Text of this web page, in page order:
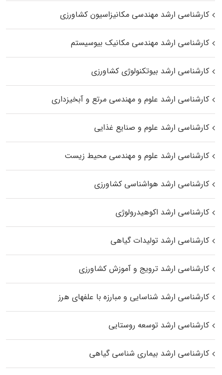
کارشناسی ارشد مهندسی مکانیزاسیون کشاورزی
کارشناسی ارشد مهندسی مکانیک بیوسیستم
کارشناسی ارشد بیوتکنولوژی کشاورزی
کارشناسی ارشد علوم و مهندسی مرتع و آبخیزداری
کارشناسی ارشد علوم و صنایع غذایی
کارشناسی ارشد علوم و مهندسی محیط زیست
کارشناسی ارشد هواشناسی کشاورزی
کارشناسی ارشد اکوهیدرولوژی
کارشناسی ارشد تولیدات گیاهی
کارشناسی ارشد ترویج و آموزش کشاورزی
کارشناسی ارشد شناسایی و مبارزه با علفهای هرز
کارشناسی ارشد توسعه روستایی
کارشناسی ارشد بیماری‌ شناسی گیاهی